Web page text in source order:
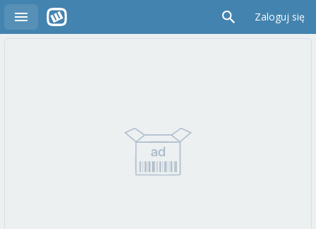
Zaloguj się